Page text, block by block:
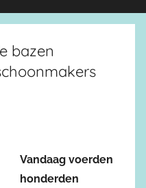
bazen
Vandaag voerden
honderden